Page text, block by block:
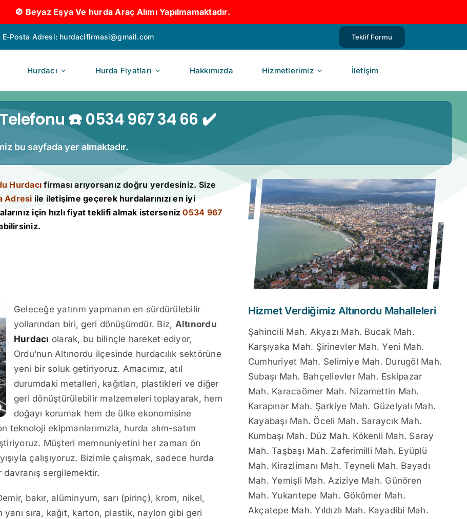
🚫 Beyaz Eşya Ve hurda Araç Alımı Yapılmamaktadır.
E-Posta Adresi: hurdacifirmasi@gmail.com Teklif Formu
Hurdacı Hurda Fiyatları Hakkımızda Hizmetlerimiz İletişim
☎️ 0534 967 34 66 ✔️
bu sayfada yer almaktadır.
Hurdacı firması arıyorsanız doğru yerdesiniz. Size
Adresi ile iletişime geçerek hurdalarınızı en iyi
için hızlı fiyat teklifi almak isterseniz0534 967
Geleceğe yatırım yapmanın en sürdürülebilir
yollarından biri, geri dönüşümdür. Biz, Altınordu
Hurdacı olarak, bu bilinçle hareket ediyor,
Ordu’nun Altınordu ilçesinde hurdacılık sektörüne
yeni bir soluk getiriyoruz. Amacımız, atıl
durumdaki metalleri, kağıtları, plastikleri ve diğer
geri dönüştürülebilir malzemeleri toplayarak, hem
doğayı korumak hem de ülke ekonomisine
teknoloji ekipmanlarımızla, hurda alım-satım
Müşteri memnuniyetini her zaman ön
çalışıyoruz. Bizimle çalışmak, sadece hurda
sergilemektir.
bakır, alüminyum, sarı (pirinç), krom, nikel,
sıra, kağıt, karton, plastik, naylon gibi geri
Hizmet Verdiğimiz Altınordu Mahalleleri
Şahincili Mah. Akyazı Mah. Bucak Mah.
Karşıyaka Mah. Şirinevler Mah. Yeni Mah.
Cumhuriyet Mah. Selimiye Mah. Durugöl Mah.
Subaşı Mah. Bahçelievler Mah. Eskipazar
Mah. Karacaömer Mah. Nizamettin Mah.
Karapınar Mah. Şarkiye Mah. Güzelyalı Mah.
Kayabaşı Mah. Öceli Mah. Saraycık Mah.
Kumbaşı Mah. Düz Mah. Kökenli Mah. Saray
Mah. Taşbaşı Mah. Zaferimilli Mah. Eyüplü
Mah. Kirazlimanı Mah. Teyneli Mah. Bayadı
Mah. Yemişli Mah. Aziziye Mah. Günören
Mah. Yukarıtepe Mah. Gökömer Mah.
Akçatepe Mah. Yıldızlı Mah. Kayadibi Mah.